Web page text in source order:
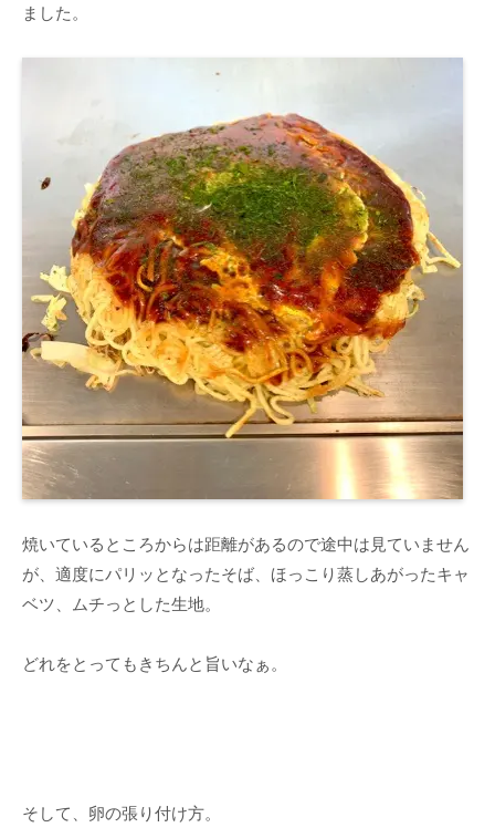
ました。
焼いているところからは距離があるので途中は見ていません
が、適度にパリッとなったそば、ほっこり蒸しあがったキャ
ベツ、ムチっとした生地。
どれをとってもきちんと旨いなぁ。
そして、卵の張り付け方。